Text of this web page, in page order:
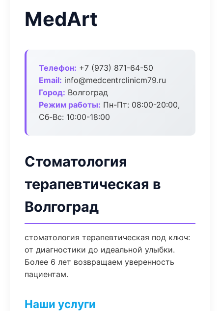
MedArt
Телефон: +7 (973) 871-64-50
Email: info@medcentrclinicm79.ru
Город: Волгоград
Режим работы: Пн-Пт: 08:00-20:00,
Сб-Вс: 10:00-18:00
Стоматология
терапевтическая в
Волгоград
стоматология терапевтическая под ключ:
от диагностики до идеальной улыбки.
Более 6 лет возвращаем уверенность
пациентам.
Наши услуги